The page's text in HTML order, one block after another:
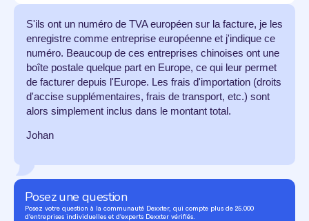
S'ils ont un numéro de TVA européen sur la facture, je les
enregistre comme entreprise européenne et j'indique ce
numéro. Beaucoup de ces entreprises chinoises ont une
boîte postale quelque part en Europe, ce qui leur permet
de facturer depuis l'Europe. Les frais d'importation (droits
d'accise supplémentaires, frais de transport, etc.) sont
alors simplement inclus dans le montant total.
Johan
Posez une question
Posez votre question à la communauté Dexxter, qui compte plus de 25.000
d'entreprises individuelles et d'experts Dexxter vérifiés.